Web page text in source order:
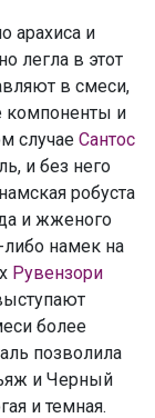
арахиса и
легла в этот
в смеси,
компоненты и
случае Сантос
и без него
робуста
и жженого
либо намек на
Рувензори
более
позволила
и Черный
и темная.